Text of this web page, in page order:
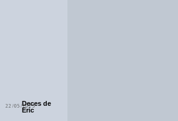
22/05/2025Deces de
Eric